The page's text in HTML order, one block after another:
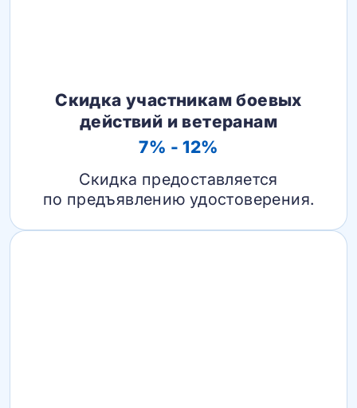
Скидка участникам боевых
действий и ветеранам
7% - 12%
Скидка предоставляется
по предъявлению удостоверения.